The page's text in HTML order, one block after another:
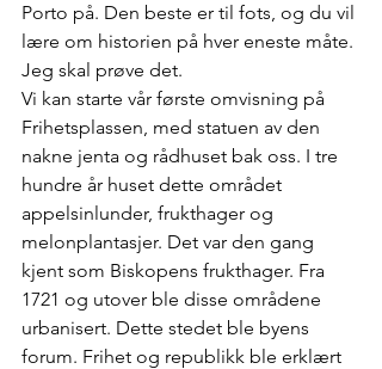
Porto på. Den beste er til fots, og du vil
lære om historien på hver eneste måte.
Jeg skal prøve det.
Vi kan starte vår første omvisning på
Frihetsplassen, med statuen av den
nakne jenta og rådhuset bak oss. I tre
hundre år huset dette området
appelsinlunder, frukthager og
melonplantasjer. Det var den gang
kjent som Biskopens frukthager. Fra
1721 og utover ble disse områdene
urbanisert. Dette stedet ble byens
forum. Frihet og republikk ble erklært